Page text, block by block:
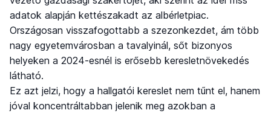
adatok alapján kettészakadt az albérletpiac.
Országosan visszafogottabb a szezonkezdet, ám több
nagy egyetemvárosban a tavalyinál, sőt bizonyos
helyeken a 2024-esnél is erősebb keresletnövekedés
látható.
Ez azt jelzi, hogy a hallgatói kereslet nem tűnt el, hanem
jóval koncentráltabban jelenik meg azokban a